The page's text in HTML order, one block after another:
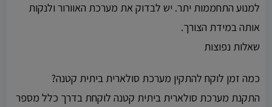
למנוע התחממות יתר. יש לבדוק את מערכת האוורור ולנקות
אותה במידת הצורך.
שאלות נפוצות
כמה זמן לוקח להתקין מערכת סולארית ביתית קטנה?
התקנת מערכת סולארית ביתית קטנה לוקחת בדרך כלל מספר